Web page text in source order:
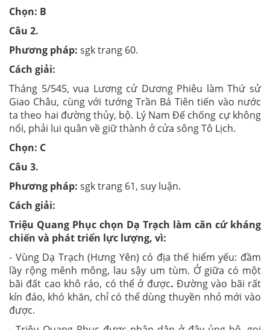
Chọn: B
Câu 2.
Phương pháp: sgk trang 60.
Cách giải:
Tháng 5/545, vua Lương cử Dương Phiêu làm Thứ sử
Giao Châu, cùng với tướng Trần Bá Tiên tiến vào nước
ta theo hai đường thủy, bộ. Lý Nam Đế chống cự không
nổi, phải lui quân về giữ thành ở cửa sông Tô Lịch.
Chọn: C
Câu 3.
Phương pháp: sgk trang 61, suy luận.
Cách giải:
Triệu Quang Phục chọn Dạ Trạch làm căn cứ kháng
chiến và phát triển lực lượng, vì:
- Vùng Dạ Trạch (Hưng Yên) có địa thế hiểm yếu: đầm
lầy rộng mênh mông, lau sậy um tùm. Ở giữa có một
bãi đất cao khô ráo, có thể ở được.Đường vào bãi rất
kín đáo, khó khăn, chỉ có thể dùng thuyền nhỏ mới vào
được.